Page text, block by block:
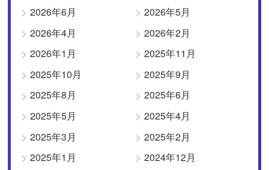
2026年6月
2026年5月
2026年4月
2026年2月
2026年1月
2025年11月
2025年10月
2025年9月
2025年8月
2025年6月
2025年5月
2025年4月
2025年3月
2025年2月
2025年1月
2024年12月